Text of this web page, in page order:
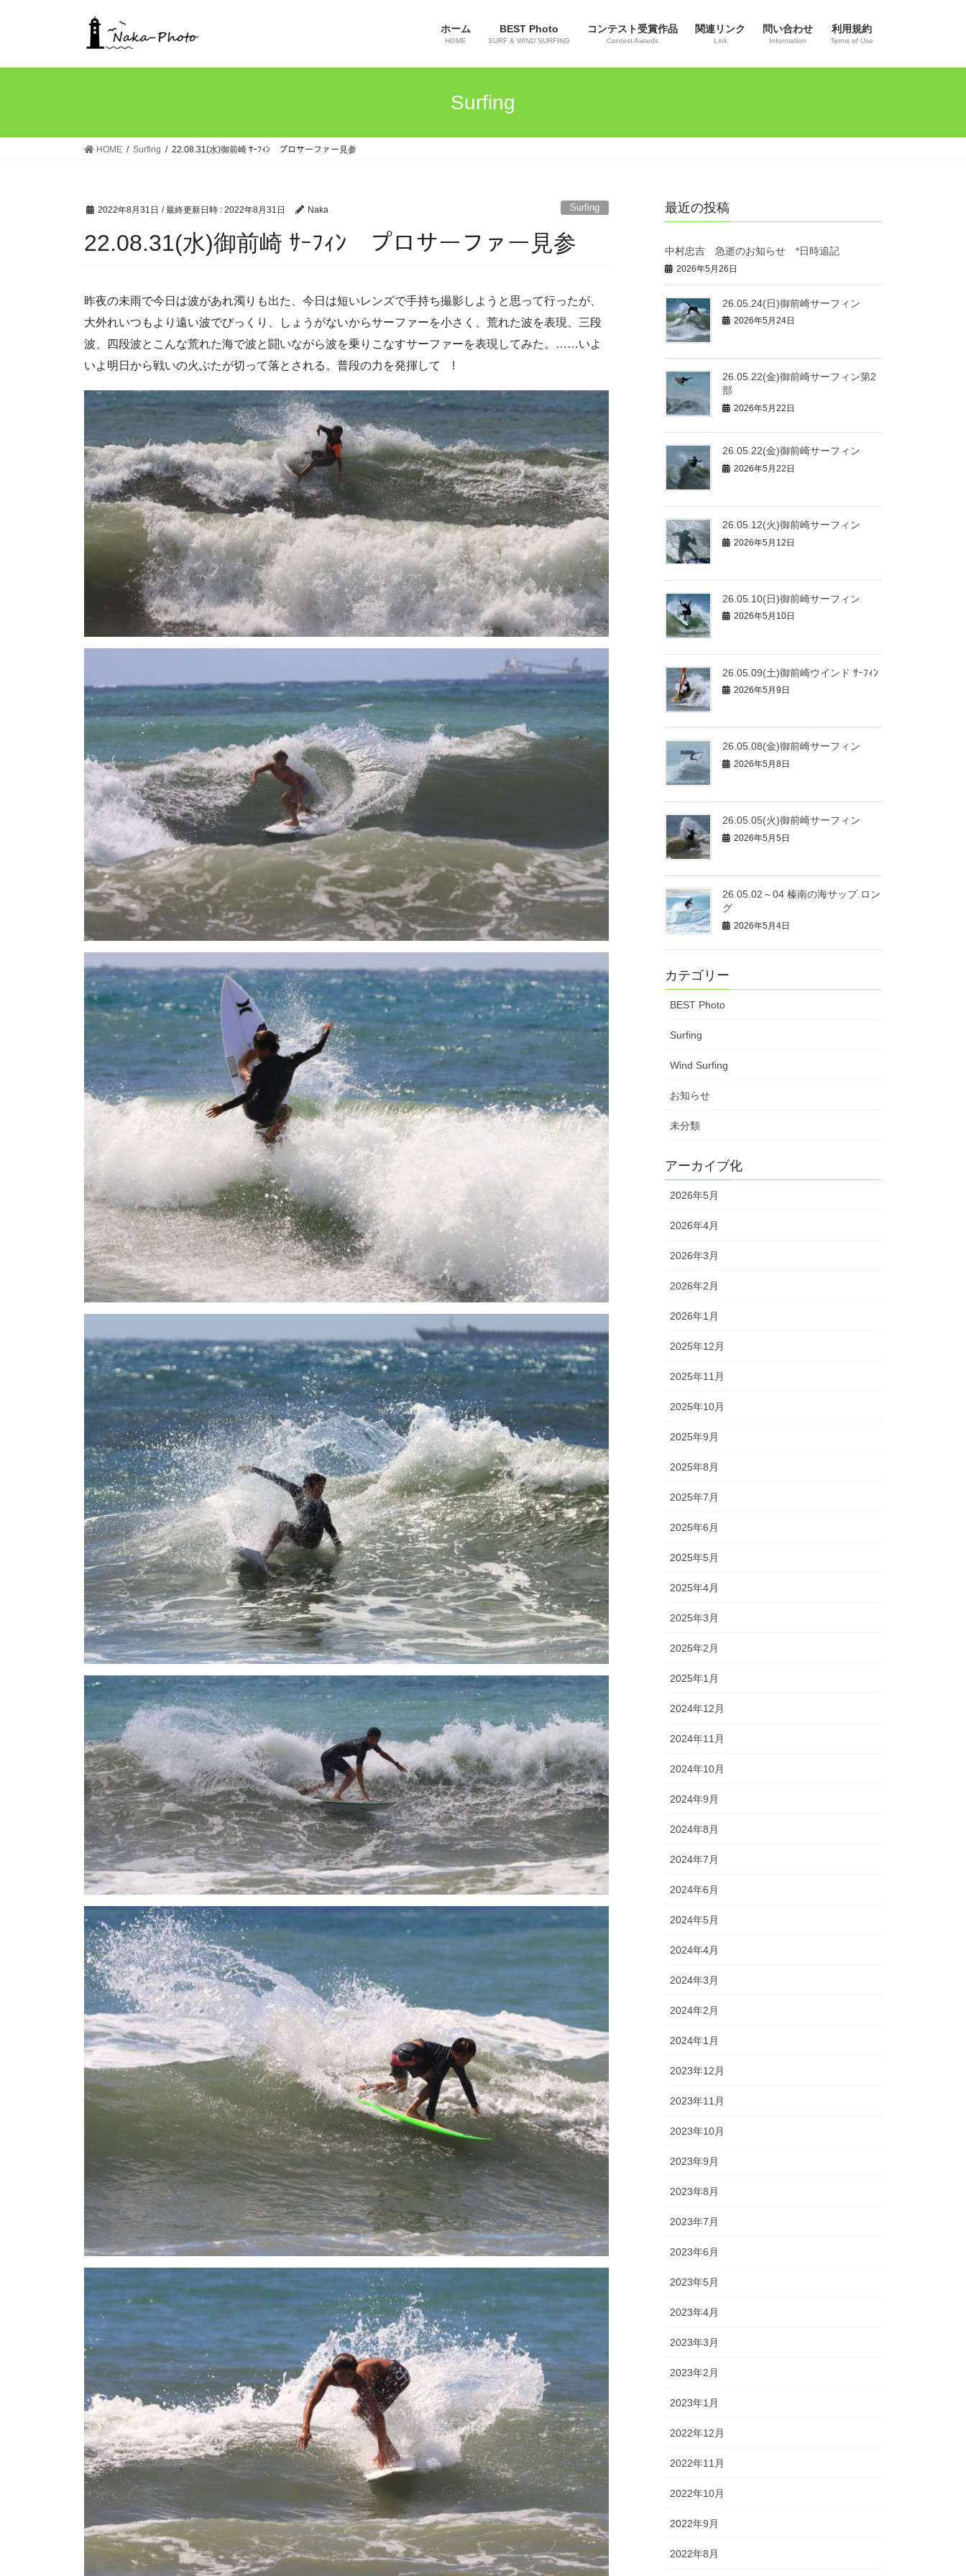
ホーム
HOME
BEST Photo
SURF & WIND SURFING
コンテスト受賞作品
Contest Awards
関連リンク
Link
問い合わせ
Information
利用規約
Terms of Use
Surfing
HOME Surfing 22.08.31(水)御前崎 ｻｰﾌｨﾝ プロサーファー見参
2022年8月31日 / 最終更新日時 : 2022年8月31日 Naka Surfing
22.08.31(水)御前崎 ｻｰﾌｨﾝ プロサーファー見参
昨夜の未雨で今日は波があれ濁りも出た、今日は短いレンズで手持ち撮影しようと思って行ったが、
大外れいつもより遠い波でびっくり、しょうがないからサーファーを小さく、荒れた波を表現、三段
波、四段波とこんな荒れた海で波と闘いながら波を乗りこなすサーファーを表現してみた。……いよ
いよ明日から戦いの火ぶたが切って落とされる。普段の力を発揮して !
最近の投稿
中村忠吉 急逝のお知らせ *日時追記
2026年5月26日
26.05.24(日)御前崎サーフィン
2026年5月24日
26.05.22(金)御前崎サーフィン第2
部
2026年5月22日
26.05.22(金)御前崎サーフィン
2026年5月22日
26.05.12(火)御前崎サーフィン
2026年5月12日
26.05.10(日)御前崎サーフィン
2026年5月10日
26.05.09(土)御前崎ウインド ｻｰﾌｨﾝ
2026年5月9日
26.05.08(金)御前崎サーフィン
2026年5月8日
26.05.05(火)御前崎サーフィン
2026年5月5日
26.05.02～04 榛南の海サップ.ロン
グ
2026年5月4日
カテゴリー
BEST Photo
Surfing
Wind Surfing
お知らせ
未分類
アーカイブ化
2026年5月
2026年4月
2026年3月
2026年2月
2026年1月
2025年12月
2025年11月
2025年10月
2025年9月
2025年8月
2025年7月
2025年6月
2025年5月
2025年4月
2025年3月
2025年2月
2025年1月
2024年12月
2024年11月
2024年10月
2024年9月
2024年8月
2024年7月
2024年6月
2024年5月
2024年4月
2024年3月
2024年2月
2024年1月
2023年12月
2023年11月
2023年10月
2023年9月
2023年8月
2023年7月
2023年6月
2023年5月
2023年4月
2023年3月
2023年2月
2023年1月
2022年12月
2022年11月
2022年10月
2022年9月
2022年8月